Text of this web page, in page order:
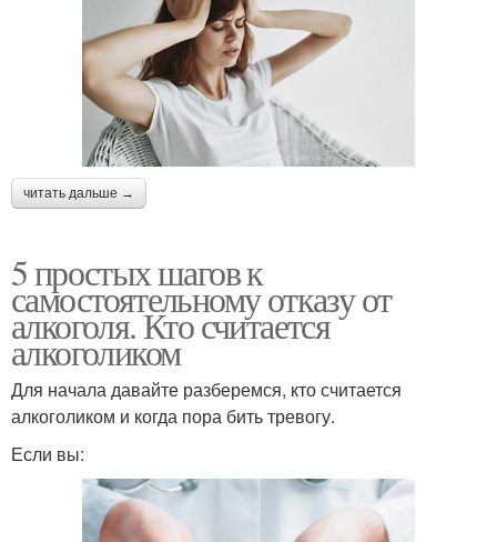
читать дальше →
5 простых шагов к
самостоятельному отказу от
алкоголя. Кто считается
алкоголиком
Для начала давайте разберемся, кто считается
алкоголиком и когда пора бить тревогу.
Если вы: